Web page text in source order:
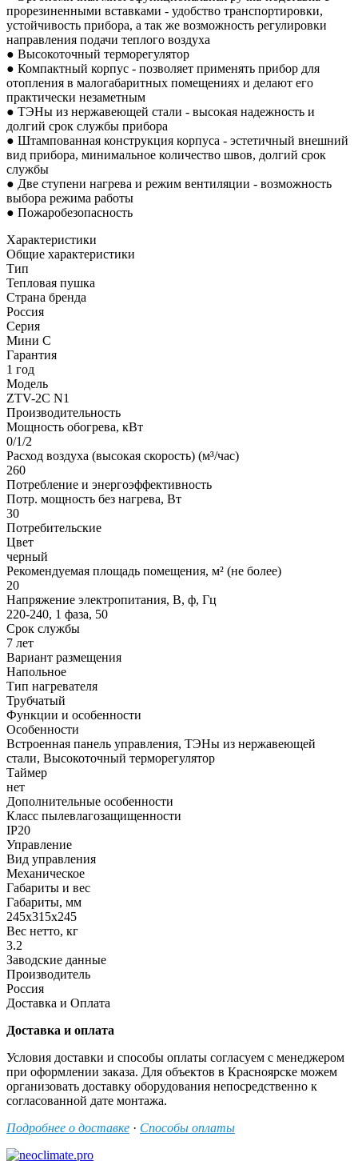
прорезиненными вставками - удобство транспортировки,
устойчивость прибора, а так же возможность регулировки
направления подачи теплого воздуха
● Высокоточный терморегулятор
● Компактный корпус - позволяет применять прибор для
отопления в малогабаритных помещениях и делают его
практически незаметным
● ТЭНы из нержавеющей стали - высокая надежность и
долгий срок службы прибора
● Штампованная конструкция корпуса - эстетичный внешний
вид прибора, минимальное количество швов, долгий срок
службы
● Две ступени нагрева и режим вентиляции - возможность
выбора режима работы
● Пожаробезопасность
Характеристики
Общие характеристики
Тип
Тепловая пушка
Страна бренда
Россия
Серия
Мини С
Гарантия
1 год
Модель
ZTV-2С N1
Производительность
Мощность обогрева, кВт
0/1/2
Расход воздуха (высокая скорость) (м³/час)
260
Потребление и энергоэффективность
Потр. мощность без нагрева, Вт
30
Потребительские
Цвет
черный
Рекомендуемая площадь помещения, м² (не более)
20
Напряжение электропитания, В, ф, Гц
220-240, 1 фаза, 50
Срок службы
7 лет
Вариант размещения
Напольное
Тип нагревателя
Трубчатый
Функции и особенности
Особенности
Встроенная панель управления, ТЭНы из нержавеющей
стали, Высокоточный терморегулятор
Таймер
нет
Дополнительные особенности
Класс пылевлагозащищенности
IP20
Управление
Вид управления
Механическое
Габариты и вес
Габариты, мм
245х315х245
Вес нетто, кг
3.2
Заводские данные
Производитель
Россия
Доставка и Оплата
Доставка и оплата
Условия доставки и способы оплаты согласуем с менеджером
при оформлении заказа. Для объектов в Красноярске можем
организовать доставку оборудования непосредственно к
согласованной дате монтажа.
Подробнее о доставке · Способы оплаты